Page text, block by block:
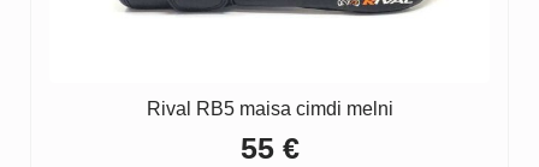
Rival RB5 maisa cimdi melni
55 €